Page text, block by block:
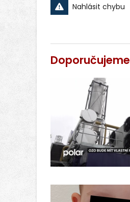
Nahlásit chybu
Doporučujeme